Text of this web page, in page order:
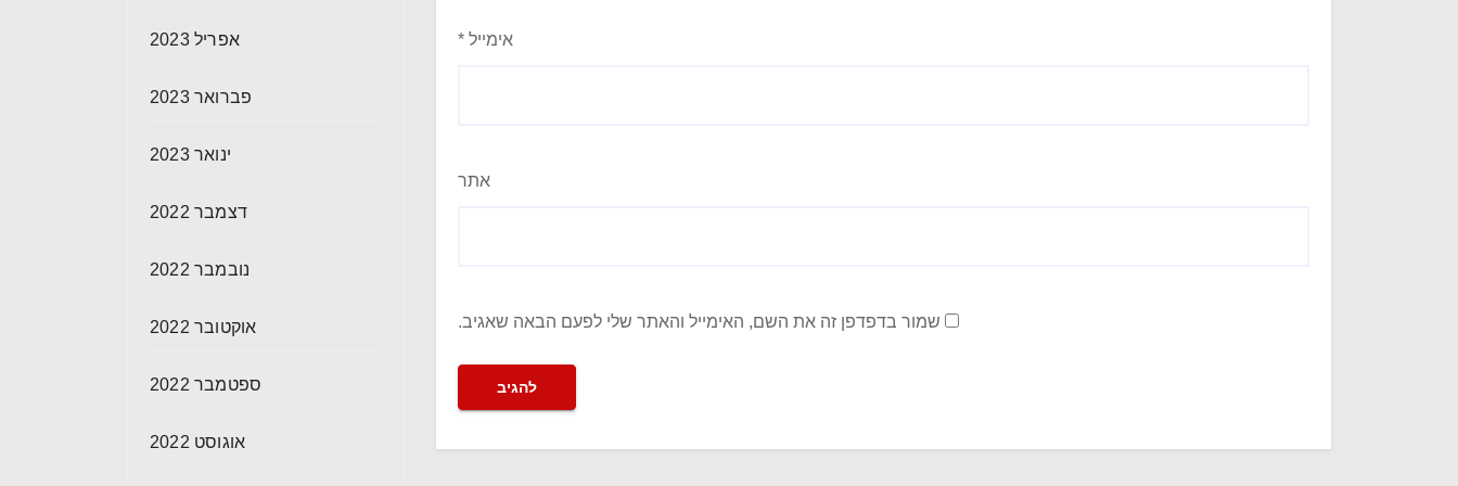
אימייל *
אתר
שמור בדפדפן זה את השם, האימייל והאתר שלי לפעם הבאה שאגיב.
אפריל 2023
פברואר 2023
ינואר 2023
דצמבר 2022
נובמבר 2022
אוקטובר 2022
ספטמבר 2022
אוגוסט 2022